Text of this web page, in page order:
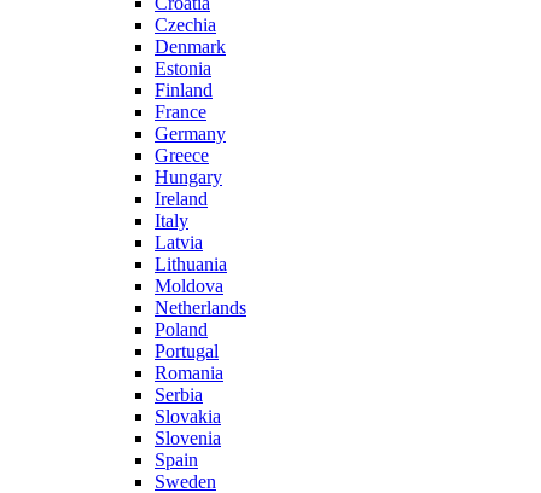
Czechia
Denmark
Estonia
Finland
France
Germany
Greece
Hungary
Ireland
Italy
Latvia
Lithuania
Moldova
Netherlands
Poland
Portugal
Romania
Serbia
Slovakia
Slovenia
Spain
Sweden